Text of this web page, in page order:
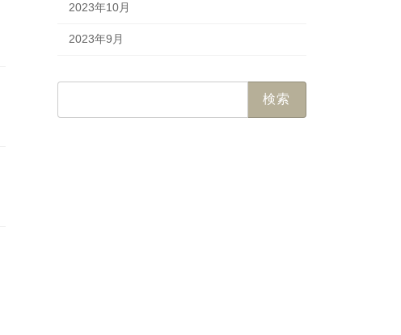
2023年10月
2023年9月